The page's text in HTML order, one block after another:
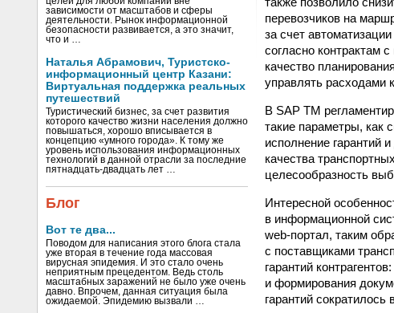
зависимости от масштабов и сферы
деятельности. Рынок информационной
безопасности развивается, а это значит,
что и …
Наталья Абрамович, Туристско-
информационный центр Казани:
Виртуальная поддержка реальных
путешествий
Туристический бизнес, за счет развития
которого качество жизни населения должно
повышаться, хорошо вписывается в
концепцию «умного города». К тому же
уровень использования информационных
технологий в данной отрасли за последние
пятнадцать-двадцать лет …
Блог
Вот те два...
Поводом для написания этого блога стала
уже вторая в течение года массовая
вирусная эпидемия. И это стало очень
неприятным прецедентом. Ведь столь
масштабных заражений не было уже очень
давно. Впрочем, данная ситуация была
ожидаемой. Эпидемию вызвали …
перевозчиков на
за счет
согласно контрактам
качество
управлять расходами
В SAP TM
такие параметры, как
исполнение гарантий
качества
целесообразность
Интересной
в информационной
web-портал, таким
с поставщиками
гарантий
и формирования
гарантий